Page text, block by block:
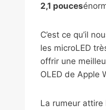
2,1 pouces
C’est ce qu’il
les microLED
offrir une
OLED de Apple
La rumeur attire